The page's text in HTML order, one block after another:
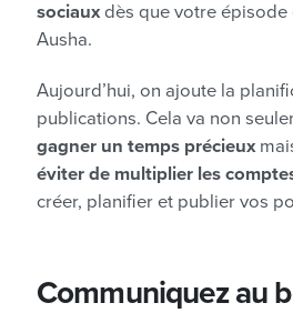
sociauxdès que votre épisode
Ausha.
Aujourd’hui, on ajoute la
publications. Cela va non
gagner un temps précieux
éviter de multiplier les
créer, planifier et publier vos
Communiquez au